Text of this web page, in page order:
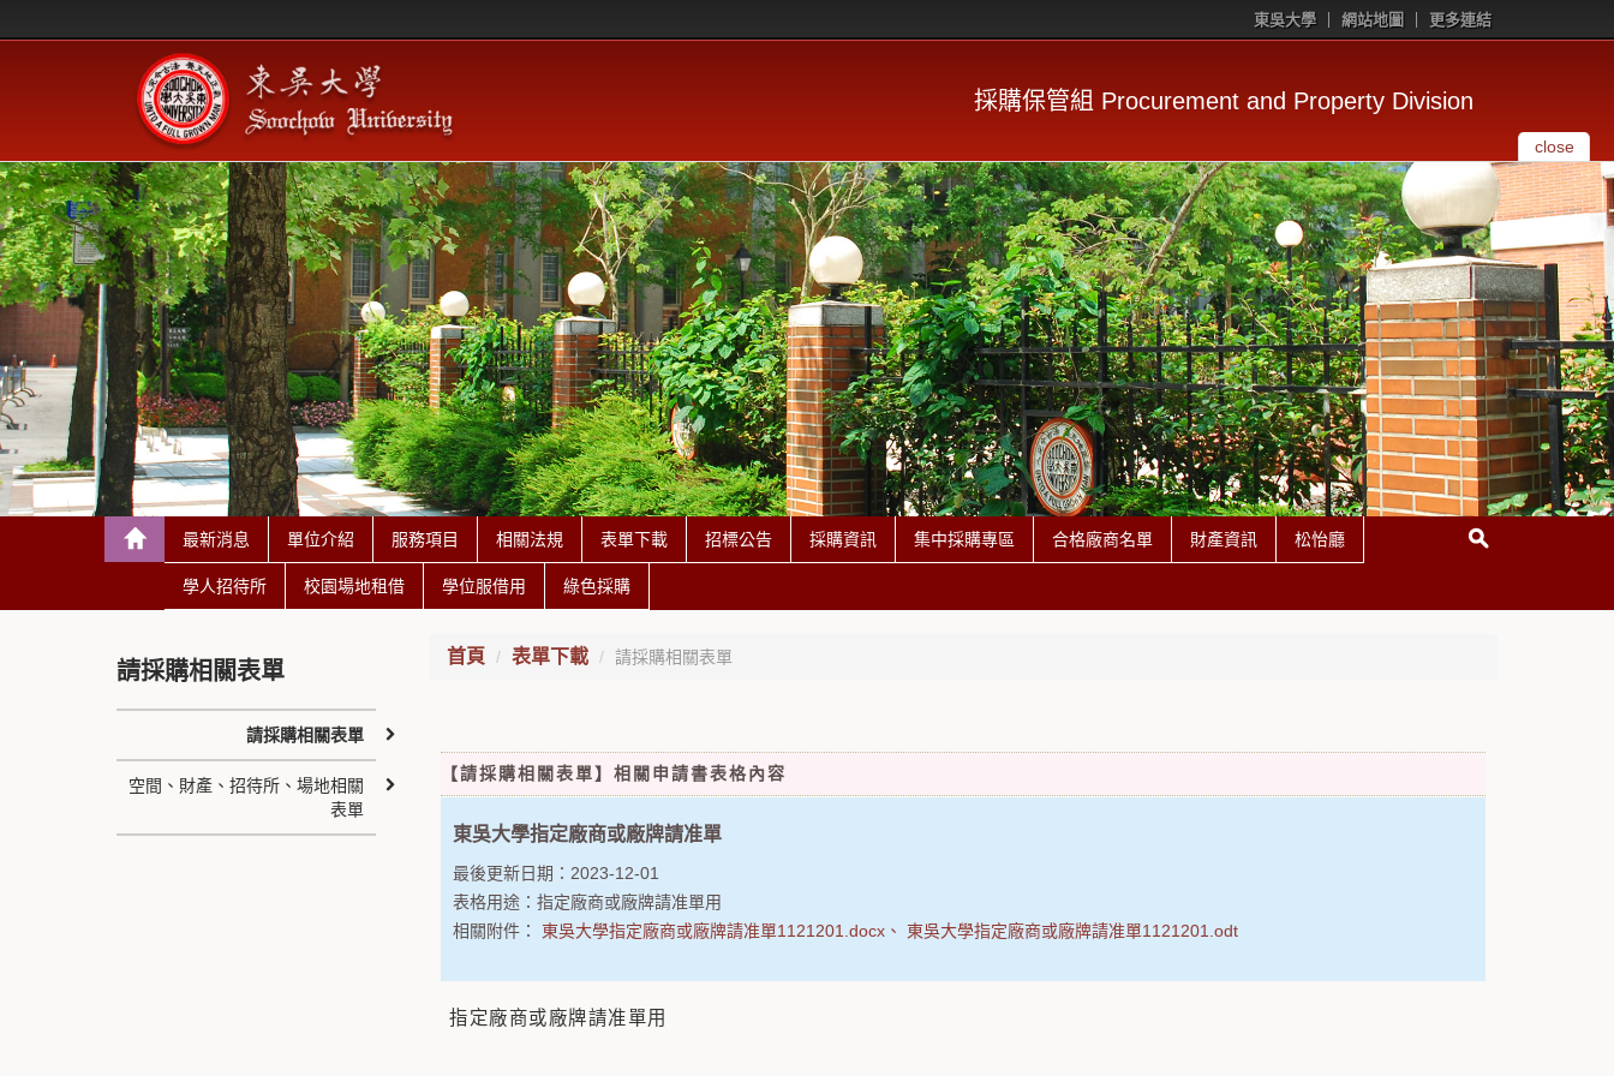
東吳大學 網站地圖 更多連結
採購保管組 Procurement and Property Division
close
最新消息 單位介紹 服務項目 相關法規 表單下載 招標公告 採購資訊 集中採購專區 合格廠商名單 財產資訊 松怡廳
學人招待所 校園場地租借 學位服借用 綠色採購
首頁 表單下載 請採購相關表單
【請採購相關表單】相關申請書表格內容
東吳大學指定廠商或廠牌請准單
最後更新日期： 2023-12-01
表格用途： 指定廠商或廠牌請准單用
相關附件： 東吳大學指定廠商或廠牌請准單1121201.docx 東吳大學指定廠商或廠牌請准單1121201.odt
指定廠商或廠牌請准單用
請採購相關表單
請採購相關表單
空間、財產、招待所、場地相關
表單